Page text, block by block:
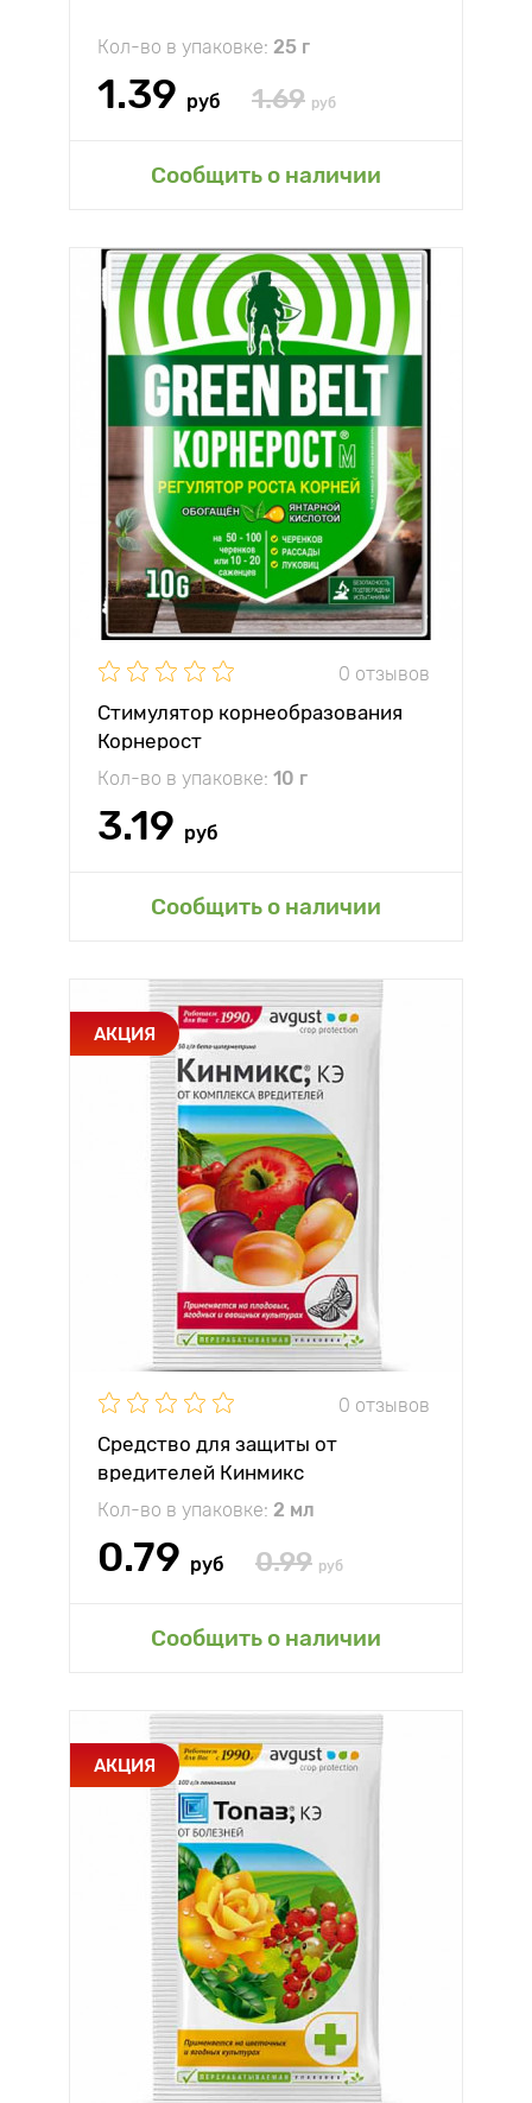
Кол-во в упаковке: 25 г
1.39 руб 1.69 руб
Сообщить о наличии
0 отзывов
Стимулятор корнеобразования
Корнерост
Кол-во в упаковке: 10 г
3.19 руб
Сообщить о наличии
АКЦИЯ
0 отзывов
Средство для защиты от
вредителей Кинмикс
Кол-во в упаковке: 2 мл
0.79 руб 0.99 руб
Сообщить о наличии
АКЦИЯ